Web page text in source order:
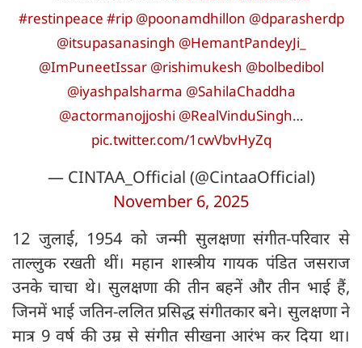
#restinpeace #rip @poonamdhillon @dparasherdp
@itsupasanasingh @HemantPandeyJi_
@ImPuneetIssar @rishimukesh @bolbedibol
@iyashpalsharma @SahilaChaddha
@actormanojjoshi @RealVinduSingh…
pic.twitter.com/1cwVbvHyZq
— CINTAA_Official (@CintaaOfficial)
November 6, 2025
12 जुलाई, 1954 को जन्मी सुलक्षणा संगीत-परिवार से
ताल्लुक रखती थीं। महान शास्त्रीय गायक पंडित जसराज
उनके चाचा थे। सुलक्षणा की तीन बहनें और तीन भाई हैं,
जिनमें भाई जतिन-ललित प्रसिद्ध संगीतकार बने। सुलक्षणा ने
मात्र 9 वर्ष की उम्र से संगीत सीखना आरंभ कर दिया था।